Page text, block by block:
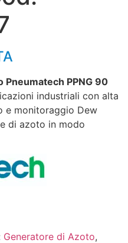
PPNG 90
industriali con alta
e monitoraggio Dew
di azoto in modo
Generatore di Azoto,